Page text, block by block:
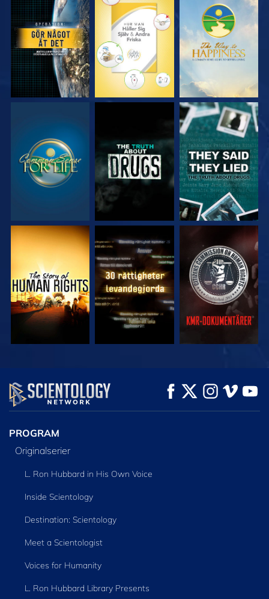
TITTA TITTA TITTA
TITTA TITTA TITTA
TITTA TITTA TITTA
TITTA
UTFORSKA
SERIEN
PROGRAM
Originalserier
L. Ron Hubbard in His Own Voice
Inside Scientology
Destination: Scientology
Meet a Scientologist
Voices for Humanity
L. Ron Hubbard Library Presents